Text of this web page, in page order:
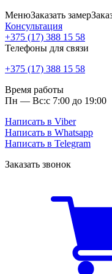
МенюЗаказать замер
Консультация
+375 (17) 388 15 58
Телефоны для связи
+375 (17) 388 15 58
Время работы
Пн — Вс:с 7:00 до 19:00
Написать в Viber
Написать в Whatsapp
Написать в Telegram
Заказать звонок